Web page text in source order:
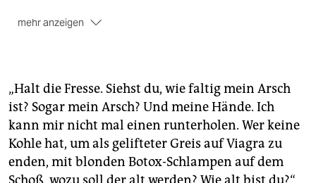
mehr anzeigen
Griechenland und in Franken. Er studierte
Politikwissenschaft in Bamberg und lebt als Autor
und Theatermacher in Berlin und Athen. 2012 war er
Mitgründer des deutsch-griechischen
Theaterensembles ithAKT, Aufführung von
"Migronauten" 2013/2014.
„Halt die Fresse. Siehst du, wie faltig mein Arsch
ist? Sogar mein Arsch? Und meine Hände. Ich
kann mir nicht mal einen runterholen. Wer keine
Kohle hat, um als gelifteter Greis auf Viagra zu
enden, mit blonden Botox-Schlampen auf dem